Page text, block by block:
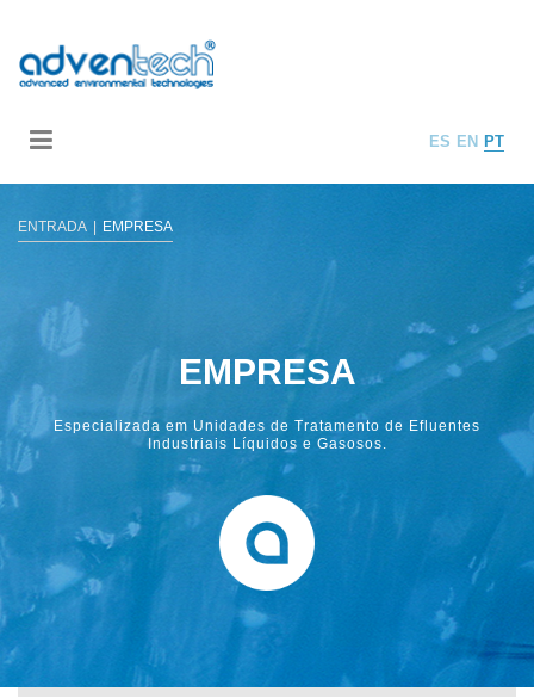
ES EN PT
ENTRADA EMPRESA
EMPRESA
Especializada em Unidades de Tratamento de Efluentes
Industriais Líquidos e Gasosos.